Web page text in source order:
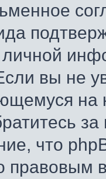
вы не
что
правовым